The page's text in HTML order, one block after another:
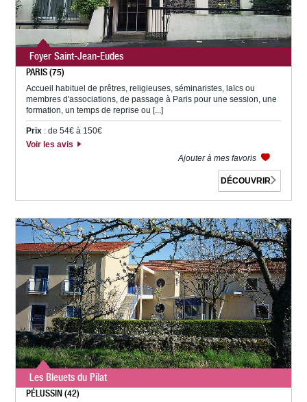
Foyer Saint-Jean-Eudes
PARIS (75)
Accueil habituel de prêtres, religieuses, séminaristes, laïcs ou
membres d'associations, de passage à Paris pour une session, une
formation, un temps de reprise ou [...]
Prix : de 54€ à 150€
Voir les avis
Ajouter à mes favoris
DÉCOUVRIR
Les Bleuets du Pilat
PÉLUSSIN (42)